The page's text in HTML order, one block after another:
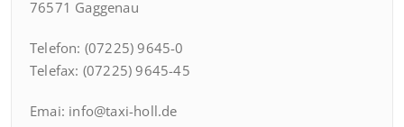
76571 Gaggenau
Telefon: (07225) 9645-0
Telefax: (07225) 9645-45
Emai: info@taxi-holl.de